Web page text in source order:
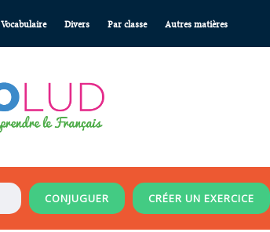
Vocabulaire Divers Par classe Autres matières
CONJUGUER CRÉER UN EXERCICE